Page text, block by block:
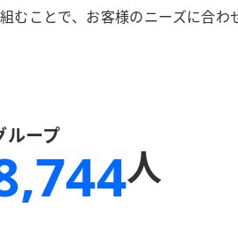
むことで、お客様のニーズに合わ
ループ
人